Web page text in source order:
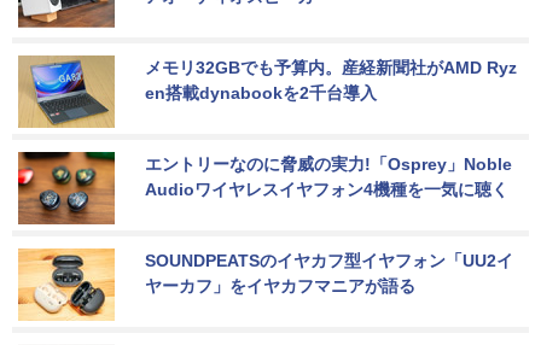
メモリ32GBでも予算内。産経新聞社がAMD Ryz
en搭載dynabookを2千台導入
エントリーなのに脅威の実力!「Osprey」Noble
Audioワイヤレスイヤフォン4機種を一気に聴く
SOUNDPEATSのイヤカフ型イヤフォン「UU2イ
ヤーカフ」をイヤカフマニアが語る